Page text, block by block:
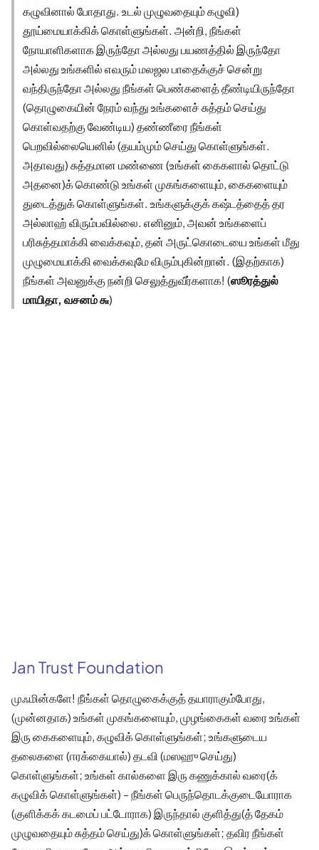
கழுவினால் போதாது. உடல் முழுவதையும் கழுவி)
தூய்மையாக்கிக் கொள்ளுங்கள். அன்றி, நீங்கள்
நோயாளிகளாக இருந்தோ அல்லது பயணத்தில் இருந்தோ
அல்லது உங்களில் எவரும் மலஜல பாதைக்குச் சென்று
வந்திருந்தோ அல்லது நீங்கள் பெண்களைத் தீண்டியிருந்தோ
(தொழுகையின் நேரம் வந்து உங்களைச் சுத்தம் செய்து
கொள்வதற்கு வேண்டிய) தண்ணீரை நீங்கள்
பெறவில்லையெனில் (தயம்மும் செய்து கொள்ளுங்கள்.
அதாவது) சுத்தமான மண்ணை (உங்கள் கைகளால் தொட்டு
அதனை)க் கொண்டு உங்கள் முகங்களையும், கைகளையும்
துடைத்துக் கொள்ளுங்கள். உங்களுக்குக் கஷ்டத்தைத் தர
அல்லாஹ் விரும்பவில்லை. எனினும், அவன் உங்களைப்
பரிசுத்தமாக்கி வைக்கவும், தன் அருட்கொடையை உங்கள் மீது
முழுமையாக்கி வைக்கவுமே விரும்புகின்றான். (இதற்காக)
நீங்கள் அவனுக்கு நன்றி செலுத்துவீர்களாக! (ஸூரத்துல்
மாயிதா, வசனம் ௬)
Jan Trust Foundation
முஃமின்களே! நீங்கள் தொழுகைக்குத் தயாராகும்போது,
(முன்னதாக) உங்கள் முகங்களையும், முழங்கைகள் வரை உங்கள்
இரு கைகளையும், கழுவிக் கொள்ளுங்கள்; உங்களுடைய
தலைகளை (ஈரக்கையால்) தடவி (மஸஹு செய்து)
கொள்ளுங்கள்; உங்கள் கால்களை இரு கணுக்கால் வரை(க்
கழுவிக் கொள்ளுங்கள்) - நீங்கள் பெருந்தொடக்குடையோராக
(குளிக்கக் கடமைப் பட்டோராக) இருந்தால் குளித்து(த் தேகம்
முழுவதையும் சுத்தம் செய்து)க் கொள்ளுங்கள்; தவிர நீங்கள்